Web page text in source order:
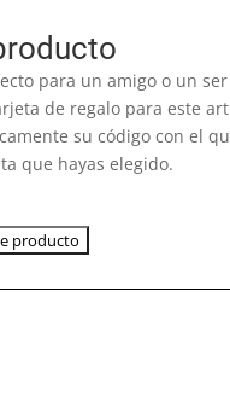
para un amigo o un ser
de regalo para este
su código con el
que hayas elegido.
producto